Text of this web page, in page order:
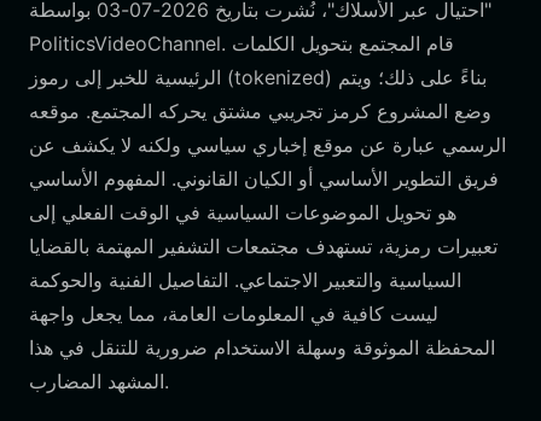
"احتيال عبر الأسلاك"، نُشرت بتاريخ 2026-07-03 بواسطة
PoliticsVideoChannel. قام المجتمع بتحويل الكلمات
الرئيسية للخبر إلى رموز (tokenized) بناءً على ذلك؛ ويتم
وضع المشروع كرمز تجريبي مشتق يحركه المجتمع. موقعه
الرسمي عبارة عن موقع إخباري سياسي ولكنه لا يكشف عن
فريق التطوير الأساسي أو الكيان القانوني. المفهوم الأساسي
هو تحويل الموضوعات السياسية في الوقت الفعلي إلى
تعبيرات رمزية، تستهدف مجتمعات التشفير المهتمة بالقضايا
السياسية والتعبير الاجتماعي. التفاصيل الفنية والحوكمة
ليست كافية في المعلومات العامة، مما يجعل واجهة
المحفظة الموثوقة وسهلة الاستخدام ضرورية للتنقل في هذا
المشهد المضارب.